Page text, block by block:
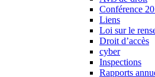
Conférence
Liens
Loi sur le
Droit d’accès
cyber
Inspections
Rapports